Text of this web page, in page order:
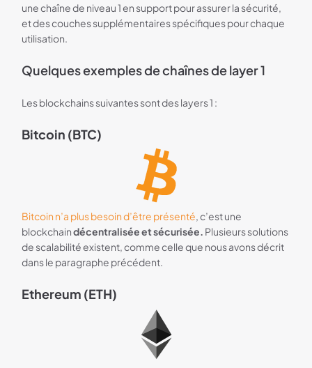
une chaîne de niveau 1 en support pour assurer la sécurité,
et des couches supplémentaires spécifiques pour chaque
utilisation.
Quelques exemples de chaînes de layer 1
Les blockchains suivantes sont des layers 1 :
Bitcoin (BTC)
Bitcoin n’a plus besoin d’être présenté, c’est une
blockchaindécentralisée et sécurisée. Plusieurs solutions
de scalabilité existent, comme celle que nous avons décrit
dans le paragraphe précédent.
Ethereum (ETH)